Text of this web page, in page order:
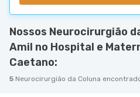
Nossos Neurocirurgião
Amil no Hospital e
Caetano:
5 Neurocirurgião da Coluna